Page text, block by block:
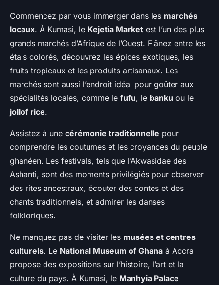
Commencez par vous immerger dans les marchés
locaux. À Kumasi, le Kejetia Market est l’un des plus
grands marchés d’Afrique de l’Ouest. Flânez entre les
étals colorés, découvrez les épices exotiques, les
fruits tropicaux et les produits artisanaux. Les
marchés sont aussi l’endroit idéal pour goûter aux
spécialités locales, comme le fufu, le banku ou le
jollof rice.
Assistez à une cérémonie traditionnelle pour
comprendre les coutumes et les croyances du peuple
ghanéen. Les festivals, tels que l’Akwasidae des
Ashanti, sont des moments privilégiés pour observer
des rites ancestraux, écouter des contes et des
chants traditionnels, et admirer les danses
folkloriques.
Ne manquez pas de visiter les musées et centres
culturels. Le National Museum of Ghana à Accra
propose des expositions sur l’histoire, l’art et la
culture du pays. À Kumasi, le Manhyia Palace